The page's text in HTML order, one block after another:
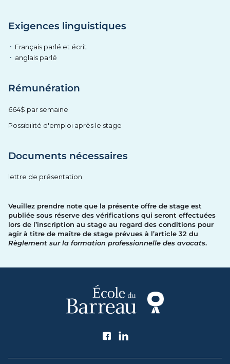
Exigences linguistiques
Français parlé et écrit
anglais parlé
Rémunération
664$ par semaine
Possibilité d'emploi après le stage
Documents nécessaires
lettre de présentation
Veuillez prendre note que la présente offre de stage est
publiée sous réserve des vérifications qui seront effectuées
lors de l’inscription au stage au regard des conditions pour
agir à titre de maître de stage prévues à l’article 32 du
Règlement sur la formation professionnelle des avocats.
Suivez l'École du Barreau